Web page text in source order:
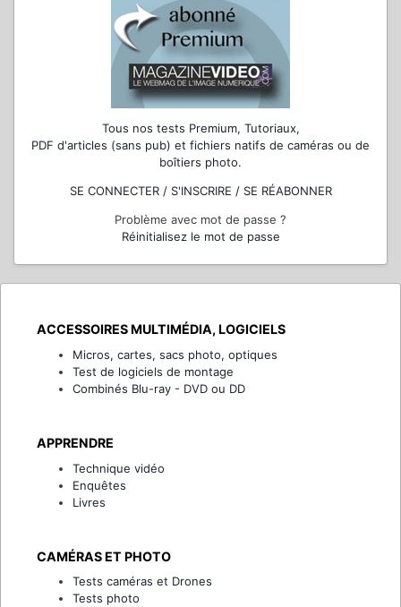
Tous nos tests Premium, Tutoriaux,
PDF d'articles (sans pub) et fichiers natifs de caméras ou de
boîtiers photo.
SE CONNECTER / S'INSCRIRE / SE RÉABONNER
Problème avec mot de passe ?
Réinitialisez le mot de passe
ACCESSOIRES MULTIMÉDIA, LOGICIELS
Micros, cartes, sacs photo, optiques
Test de logiciels de montage
Combinés Blu-ray - DVD ou DD
APPRENDRE
Technique vidéo
Enquêtes
Livres
CAMÉRAS ET PHOTO
Tests caméras et Drones
Tests photo